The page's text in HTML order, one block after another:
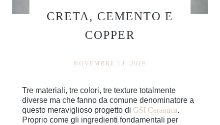
CRETA, CEMENTO E
COPPER
NOVEMBRE 13, 2019
Tre materiali, tre colori, tre texture totalmente
diverse ma che fanno da comune denominatore a
questo meraviglioso progetto di GSI Ceramica.
Proprio come gli ingredienti fondamentali per